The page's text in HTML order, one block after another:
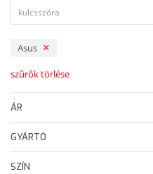
Asus
szűrők törlése
ÁR
GYÁRTÓ
SZÍN